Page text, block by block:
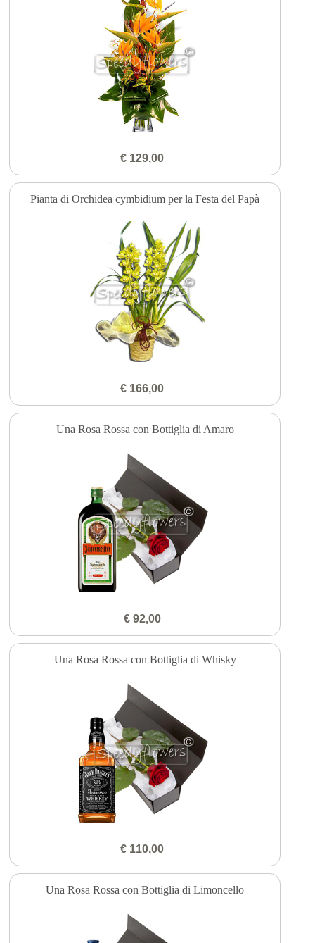
€ 129,00
Pianta di Orchidea cymbidium per la Festa del Papà
€ 166,00
Una Rosa Rossa con Bottiglia di Amaro
€ 92,00
Una Rosa Rossa con Bottiglia di Whisky
€ 110,00
Una Rosa Rossa con Bottiglia di Limoncello